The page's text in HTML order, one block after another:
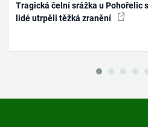
Tragická čelní srážka u Pohořelic
lidé utrpěli těžká zranění